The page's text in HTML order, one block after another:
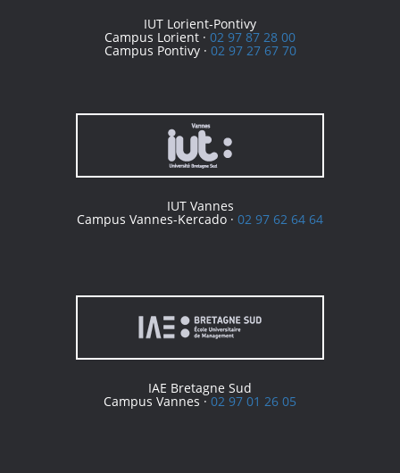
IUT Lorient-Pontivy
Campus Lorient · 02 97 87 28 00
Campus Pontivy · 02 97 27 67 70
IUT Vannes
Campus Vannes-Kercado · 02 97 62 64 64
IAE Bretagne Sud
Campus Vannes ·02 97 01 26 05